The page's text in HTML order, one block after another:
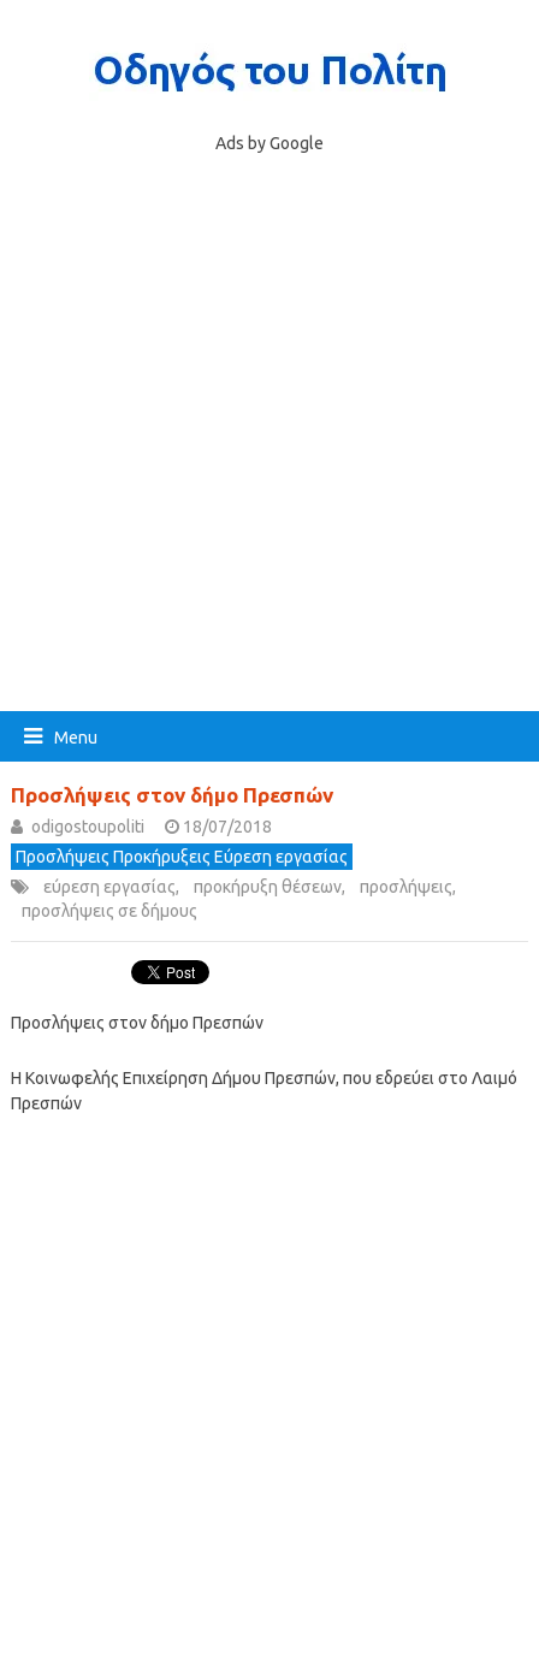
Ads by Google
Menu
Προσλήψεις στον δήμο Πρεσπών
odigostoupoliti
18/07/2018
Προσλήψεις Προκήρυξεις Εύρεση εργασίας
εύρεση εργασίας, προκήρυξη θέσεων, προσλήψεις,
προσλήψεις σε δήμους
Προσλήψεις στον δήμο Πρεσπών
Η Κοινωφελής Επιχείρηση Δήμου Πρεσπών, που εδρεύει στο Λαιμό
Πρεσπών